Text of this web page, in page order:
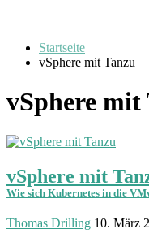
Startseite
vSphere mit Tanzu
vSphere mit
vSphere mit
Wie sich Kubernetes in die
Thomas Drilling 10. März